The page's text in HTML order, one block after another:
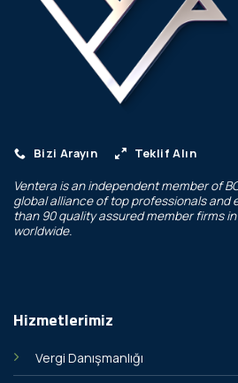
Bizi Arayın Teklif Alın
Ventera is an independent member of
global alliance of top professionals and
than 90 quality assured member firms
worldwide.
Hizmetlerimiz
Vergi Danışmanlığı